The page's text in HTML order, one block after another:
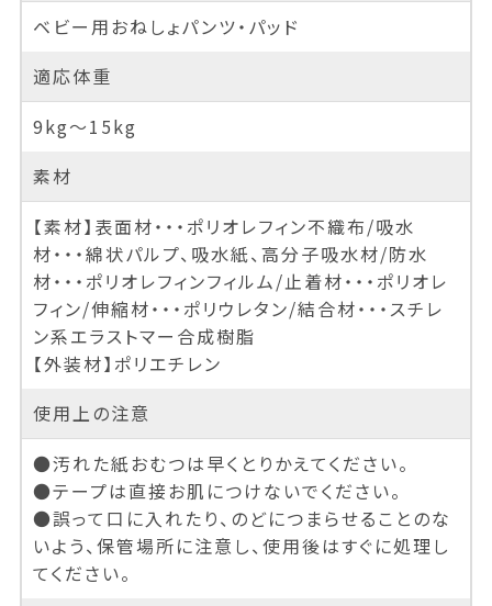
ベビー用おねしょパンツ・パッド
適応体重
9kg～15kg
素材
【素材】表面材・・・ポリオレフィン不織布/吸水
材・・・綿状パルプ、吸水紙、高分子吸水材/防水
材・・・ポリオレフィンフィルム/止着材・・・ポリオレ
フィン/伸縮材・・・ポリウレタン/結合材・・・スチレ
ン系エラストマー合成樹脂
【外装材】ポリエチレン
使用上の注意
●汚れた紙おむつは早くとりかえてください。
●テープは直接お肌につけないでください。
●誤って口に入れたり、のどにつまらせることのな
いよう、保管場所に注意し、使用後はすぐに処理し
てください。